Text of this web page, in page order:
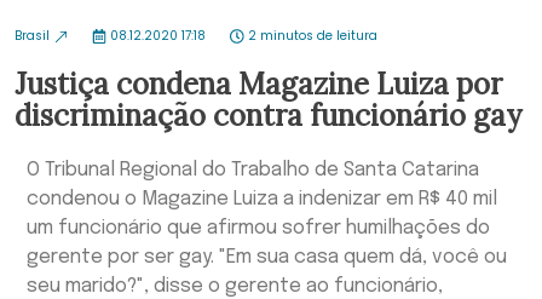
Brasil 08.12.2020 17:18 2 minutos de leitura
Justiça condena Magazine Luiza por
discriminação contra funcionário gay
O Tribunal Regional do Trabalho de Santa Catarina
condenou o Magazine Luiza a indenizar em R$ 40 mil
um funcionário que afirmou sofrer humilhações do
gerente por ser gay. "Em sua casa quem dá, você ou
seu marido?", disse o gerente ao funcionário,